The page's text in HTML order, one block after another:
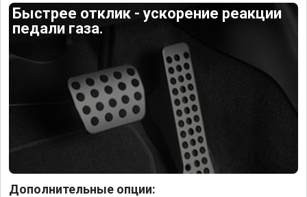
Быстрее отклик - ускорение реакции
педали газа.
Дополнительные опции: